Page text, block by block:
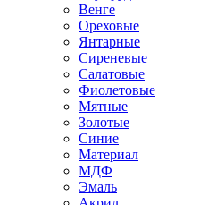
Венге
Ореховые
Янтарные
Сиреневые
Салатовые
Фиолетовые
Мятные
Золотые
Синие
Материал
МДФ
Эмаль